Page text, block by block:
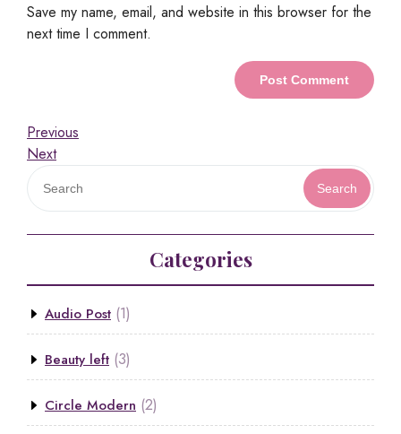
Save my name, email, and website in this browser for the
next time I comment.
Previous
Next
Search
Categories
Audio Post (1)
Beauty left (3)
Circle Modern (2)